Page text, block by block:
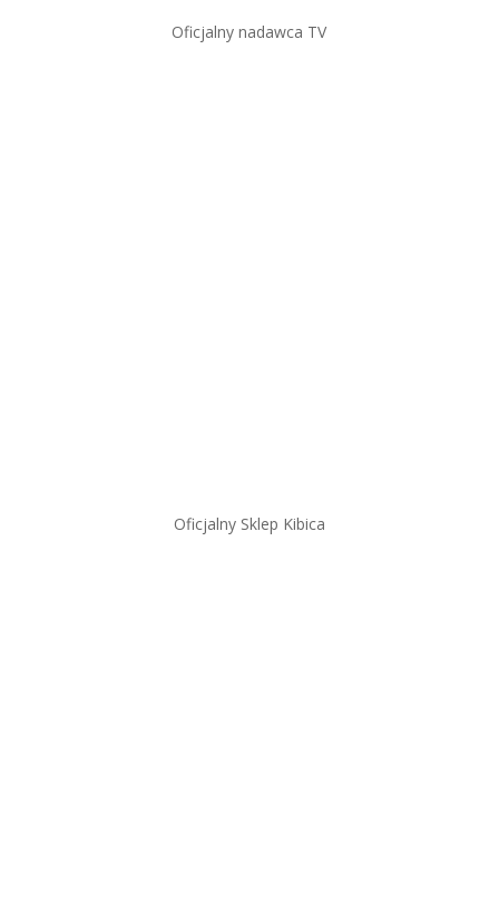
Oficjalny nadawca TV
Oficjalny Sklep Kibica